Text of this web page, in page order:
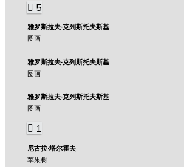
5
雅罗斯拉夫·克列斯托夫斯基
图画
雅罗斯拉夫·克列斯托夫斯基
图画
雅罗斯拉夫·克列斯托夫斯基
图画
1
尼古拉·塔尔霍夫
苹果树